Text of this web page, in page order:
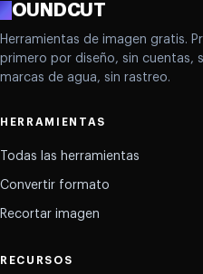
ROUNDCUT
Herramientas de imagen gratis.
primero por diseño, sin cuentas,
marcas de agua, sin rastreo.
HERRAMIENTAS
Todas las herramientas
Convertir formato
Recortar imagen
RECURSOS